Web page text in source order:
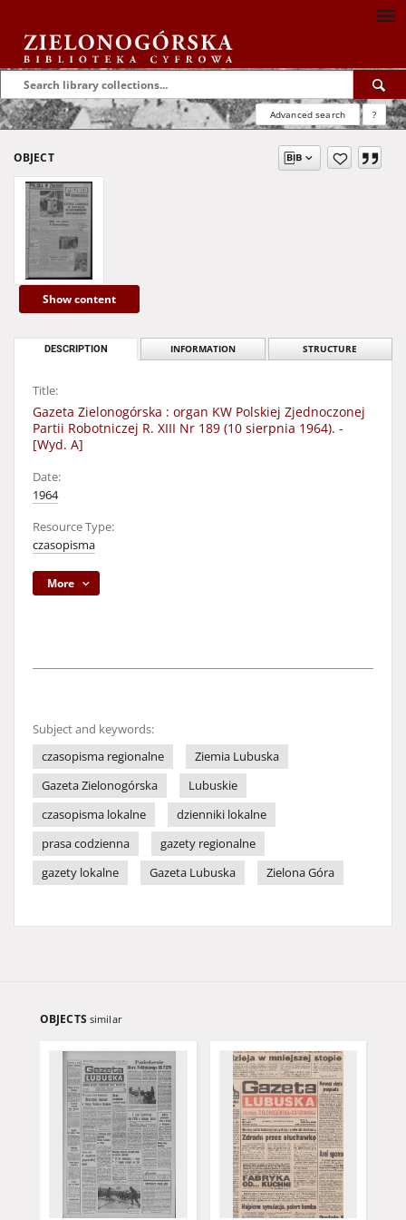
Advanced search ?
OBJECT
Show content
DESCRIPTION INFORMATION STRUCTURE
Title:
Gazeta Zielonogórska : organ KW Polskiej Zjednoczonej
Partii Robotniczej R. XIII Nr 189 (10 sierpnia 1964). -
[Wyd. A]
Date:
1964
Resource Type:
czasopisma
More
Subject and keywords:
czasopisma regionalne
Ziemia Lubuska
Gazeta Zielonogórska
Lubuskie
czasopisma lokalne
dzienniki lokalne
prasa codzienna
gazety regionalne
gazety lokalne
Gazeta Lubuska Zielona Góra
OBJECTS similar